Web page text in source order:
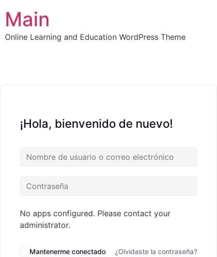
Main
Online Learning and Education WordPress Theme
¡Hola, bienvenido de nuevo!
No apps configured. Please contact your
administrator.
Mantenerme conectado ¿Olvidaste la contraseña?